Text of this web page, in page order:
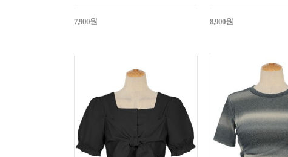
7,900원 8,900원